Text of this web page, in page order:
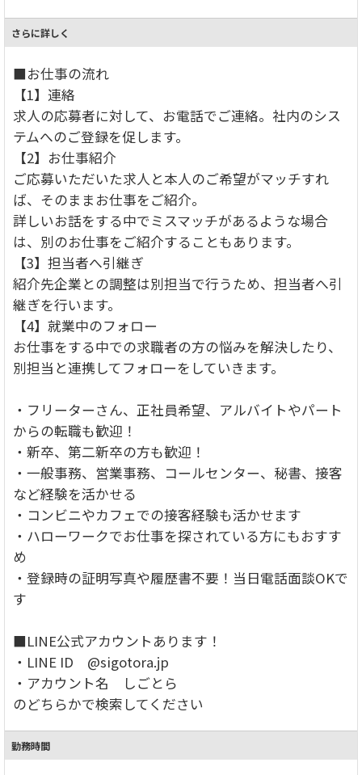
さらに詳しく
■お仕事の流れ
【1】連絡
求人の応募者に対して、お電話でご連絡。社内のシス
テムへのご登録を促します。
【2】お仕事紹介
ご応募いただいた求人と本人のご希望がマッチすれ
ば、そのままお仕事をご紹介。
詳しいお話をする中でミスマッチがあるような場合
は、別のお仕事をご紹介することもあります。
【3】担当者へ引継ぎ
紹介先企業との調整は別担当で行うため、担当者へ引
継ぎを行います。
【4】就業中のフォロー
お仕事をする中での求職者の方の悩みを解決したり、
別担当と連携してフォローをしていきます。
・フリーターさん、正社員希望、アルバイトやパート
からの転職も歓迎！
・新卒、第二新卒の方も歓迎！
・一般事務、営業事務、コールセンター、秘書、接客
など経験を活かせる
・コンビニやカフェでの接客経験も活かせます
・ハローワークでお仕事を探されている方にもおすす
め
・登録時の証明写真や履歴書不要！当日電話面談OKで
す
■LINE公式アカウントあります！
・LINE ID @sigotora.jp
・アカウント名 しごとら
のどちらかで検索してください
勤務時間